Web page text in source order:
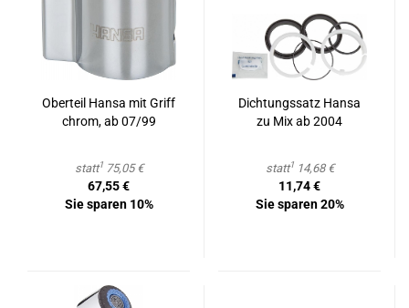
Ober­teil Hansa mit Griff
chrom, ab 07/99
statt175,05 €
67,55 €
Sie sparen 10%
Dich­tungs­satz Hansa
zu Mix ab 2004
statt114,68 €
11,74 €
Sie sparen 20%